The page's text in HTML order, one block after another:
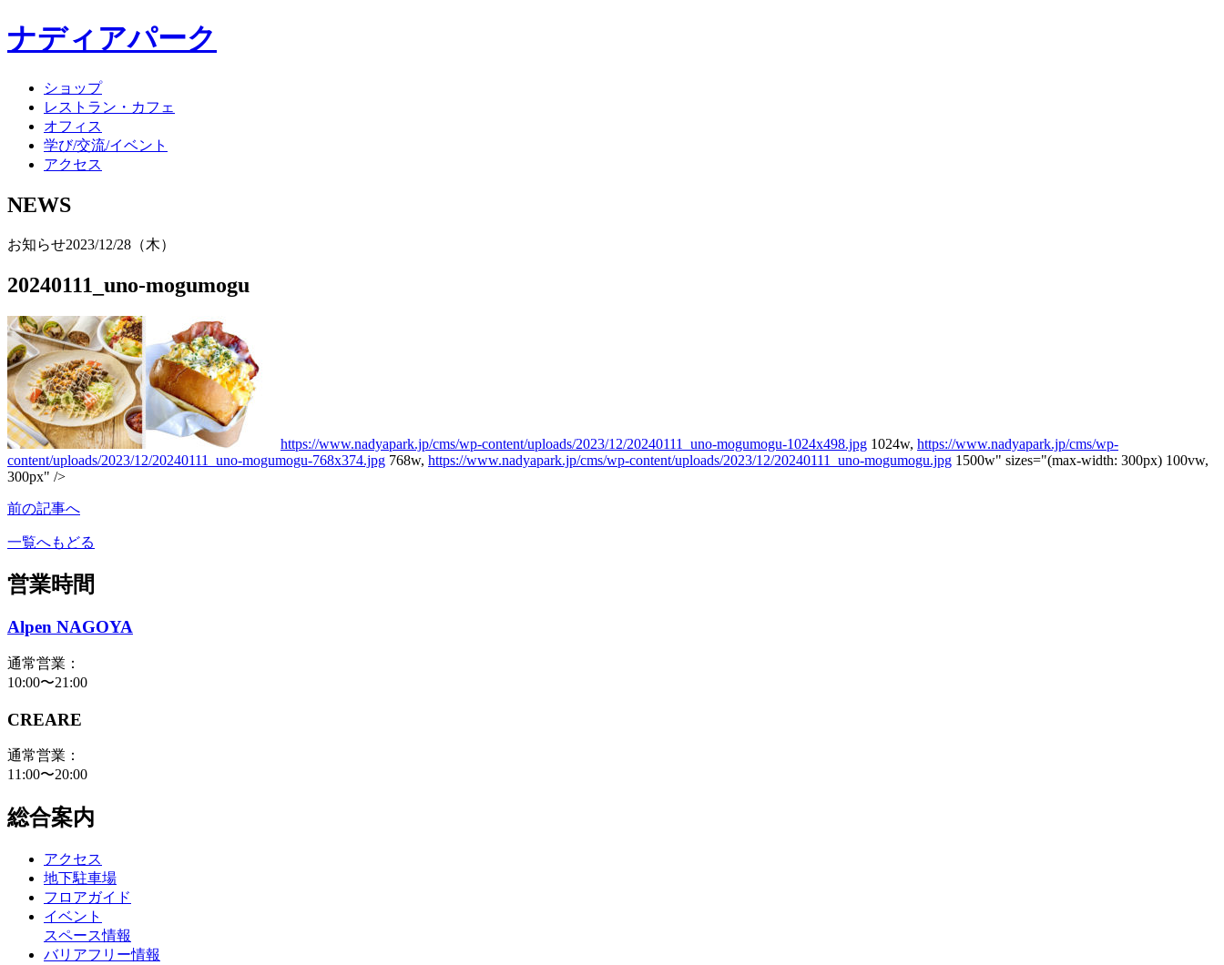
ナディアパーク
ショップ
レストラン・カフェ
オフィス
学び/交流/イベント
アクセス
NEWS
お知らせ2023/12/28（木）
20240111_uno-mogumogu
https://www.nadyapark.jp/cms/wp-content/uploads/2023/12/20240111_uno-mogumogu-1024x498.jpg 1024w, https://www.nadyapark.jp/cms/wp-
content/uploads/2023/12/20240111_uno-mogumogu-768x374.jpg 768w, https://www.nadyapark.jp/cms/wp-content/uploads/2023/12/20240111_uno-mogumogu.jpg 1500w" sizes="(max-width: 300px) 100vw,
300px" />
前の記事へ
一覧へもどる
営業時間
Alpen NAGOYA
通常営業：
10:00〜21:00
CREARE
通常営業：
11:00〜20:00
総合案内
アクセス
地下駐車場
フロアガイド
イベント
スペース情報
バリアフリー情報